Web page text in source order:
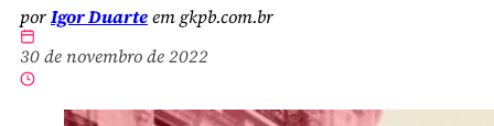
porIgor Duarteem gkpb.com.br
30 de novembro de 2022